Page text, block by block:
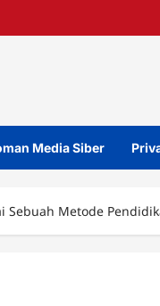
Media Siber
Sebuah Metode